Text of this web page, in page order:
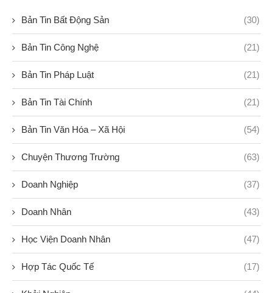
Bản Tin Bất Động Sản (30)
Bản Tin Công Nghệ (21)
Bản Tin Pháp Luật (21)
Bản Tin Tài Chính (21)
Bản Tin Văn Hóa – Xã Hội (54)
Chuyện Thương Trường (63)
Doanh Nghiệp (37)
Doanh Nhân (43)
Học Viện Doanh Nhân (47)
Hợp Tác Quốc Tế (17)